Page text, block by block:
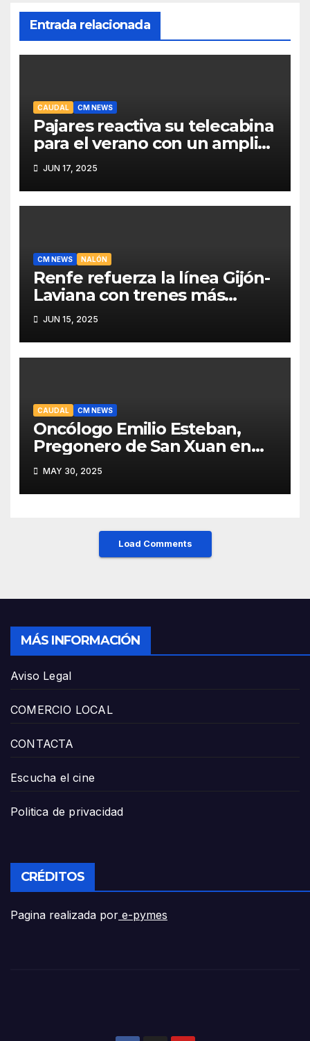
Entrada relacionada
CAUDAL CM NEWS
Pajares reactiva su telecabina
para el verano con un amplio
programa de actividades
JUN 17, 2025
CM NEWS NALÓN
Renfe refuerza la línea Gijón-
Laviana con trenes más
fiables y mejor servicio para
recuperar viajeros
JUN 15, 2025
CAUDAL CM NEWS
Oncólogo Emilio Esteban,
Pregonero de San Xuan en
Mieres: Un Honor para Turón
y el HUCA
MAY 30, 2025
Load Comments
MÁS INFORMACIÓN
Aviso Legal
COMERCIO LOCAL
CONTACTA
Escucha el cine
Politica de privacidad
CRÉDITOS
Pagina realizada por e-pymes